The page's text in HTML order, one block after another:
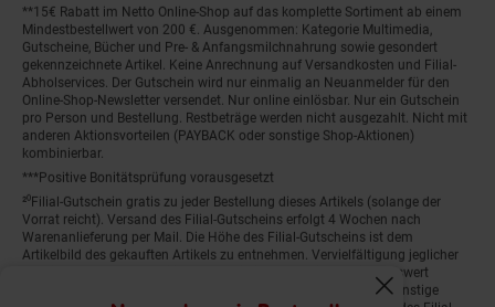
Fenster
**15€ Rabatt im Netto Online-Shop auf das komplette Sortiment ab einem
Mindestbestellwert von 200 €. Ausgenommen: Kategorie Multimedia,
Gutscheine, Bücher und Pre- & Anfangsmilchnahrung sowie gesondert
gekennzeichnete Artikel. Keine Anrechnung auf Versandkosten und Filial-
Abholservices. Der Gutschein wird nur einmalig an Neuanmelder für den
Online-Shop-Newsletter versendet. Nur online einlösbar. Nur ein Gutschein
pro Person und Bestellung. Restbeträge werden nicht ausgezahlt. Nicht mit
anderen Aktionsvorteilen (PAYBACK oder sonstige Shop-Aktionen)
kombinierbar.
***Positive Bonitätsprüfung vorausgesetzt
²⁰Filial-Gutschein gratis zu jeder Bestellung dieses Artikels (solange der
Vorrat reicht). Versand des Filial-Gutscheins erfolgt 4 Wochen nach
Warenanlieferung per Mail. Die Höhe des Filial-Gutscheins ist dem
Artikelbild des gekauften Artikels zu entnehmen. Vervielfältigung jeglicher
Art nicht gestattet. Der Filial-Gutschein ist ohne Mindesteinkaufswert
einlösbar. Nicht mit anderen Aktionsvorteilen (PAYBACK oder sonstige